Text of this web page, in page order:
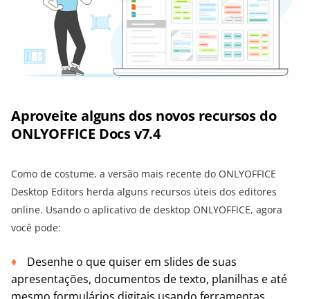
Aproveite alguns dos novos recursos do
ONLYOFFICE Docs v7.4
Como de costume, a versão mais recente do ONLYOFFICE
Desktop Editors herda alguns recursos úteis dos editores
online. Usando o aplicativo de desktop ONLYOFFICE, agora
você pode:
Desenhe o que quiser em slides de suas
apresentações, documentos de texto, planilhas e até